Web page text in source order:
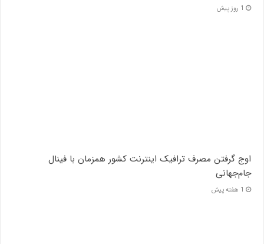
1 روز پیش
اوج گرفتن مصرف ترافیک اینترنت کشور همزمان با فینال
جام‌جهانی
1 هفته پیش